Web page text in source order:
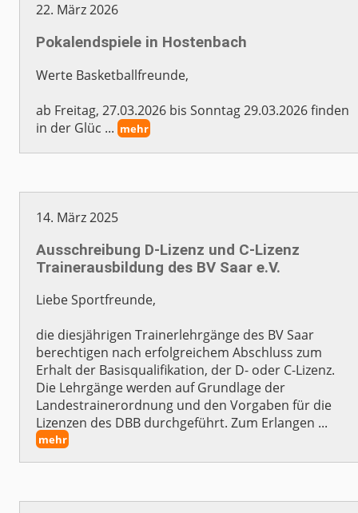
22. März 2026
Pokalendspiele in Hostenbach
Werte Basketballfreunde,
ab Freitag, 27.03.2026 bis Sonntag 29.03.2026 finden
in der Glüc ... mehr
14. März 2025
Ausschreibung D-Lizenz und C-Lizenz
Trainerausbildung des BV Saar e.V.
Liebe Sportfreunde,
die diesjährigen Trainerlehrgänge des BV Saar
berechtigen nach erfolgreichem Abschluss zum
Erhalt der Basisqualifikation, der D- oder C-Lizenz.
Die Lehrgänge werden auf Grundlage der
Landestrainerordnung und den Vorgaben für die
Lizenzen des DBB durchgeführt. Zum Erlangen ...
mehr